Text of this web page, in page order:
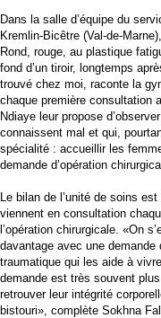
Dans la salle d’équipe du
Kremlin-Bicêtre (Val-de-
Rond, rouge, au plastique
fond d’un tiroir, longtemps
trouvé chez moi, raconte la
chaque première consultation
Ndiaye leur propose
connaissent mal et qui,
spécialité : accueillir les
demande d’opération
Le bilan de l’unité de soins
viennent en consultation
l’opération chirurgicale. «On
davantage avec une demande
traumatique qui les aide à
demande est très souvent
retrouver leur intégrité
bistouri», complète Sokhna